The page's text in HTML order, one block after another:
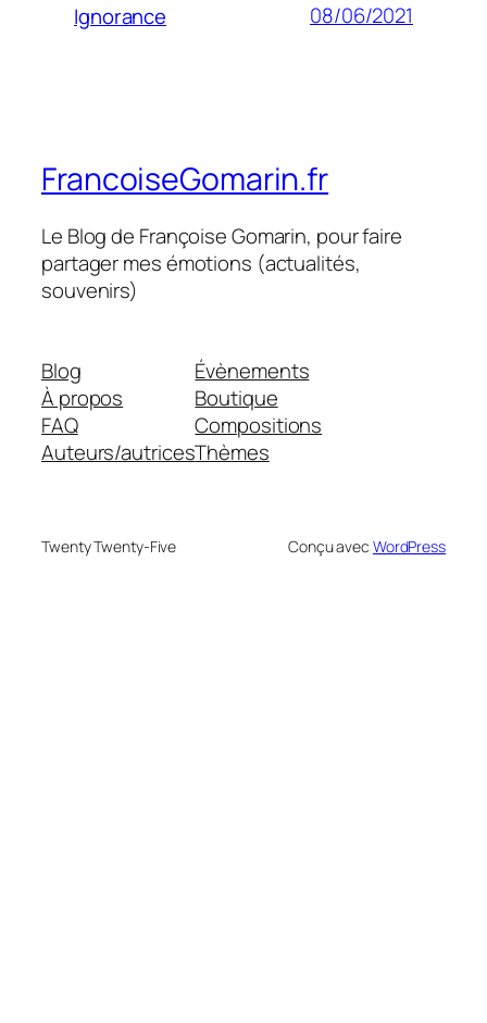
Ignorance 08/06/2021
FrancoiseGomarin.fr
Le Blog de Françoise Gomarin, pour faire
partager mes émotions (actualités,
souvenirs)
Blog
À propos
FAQ
Auteurs/autrices
Évènements
Boutique
Compositions
Thèmes
Twenty Twenty-Five Conçu avec WordPress